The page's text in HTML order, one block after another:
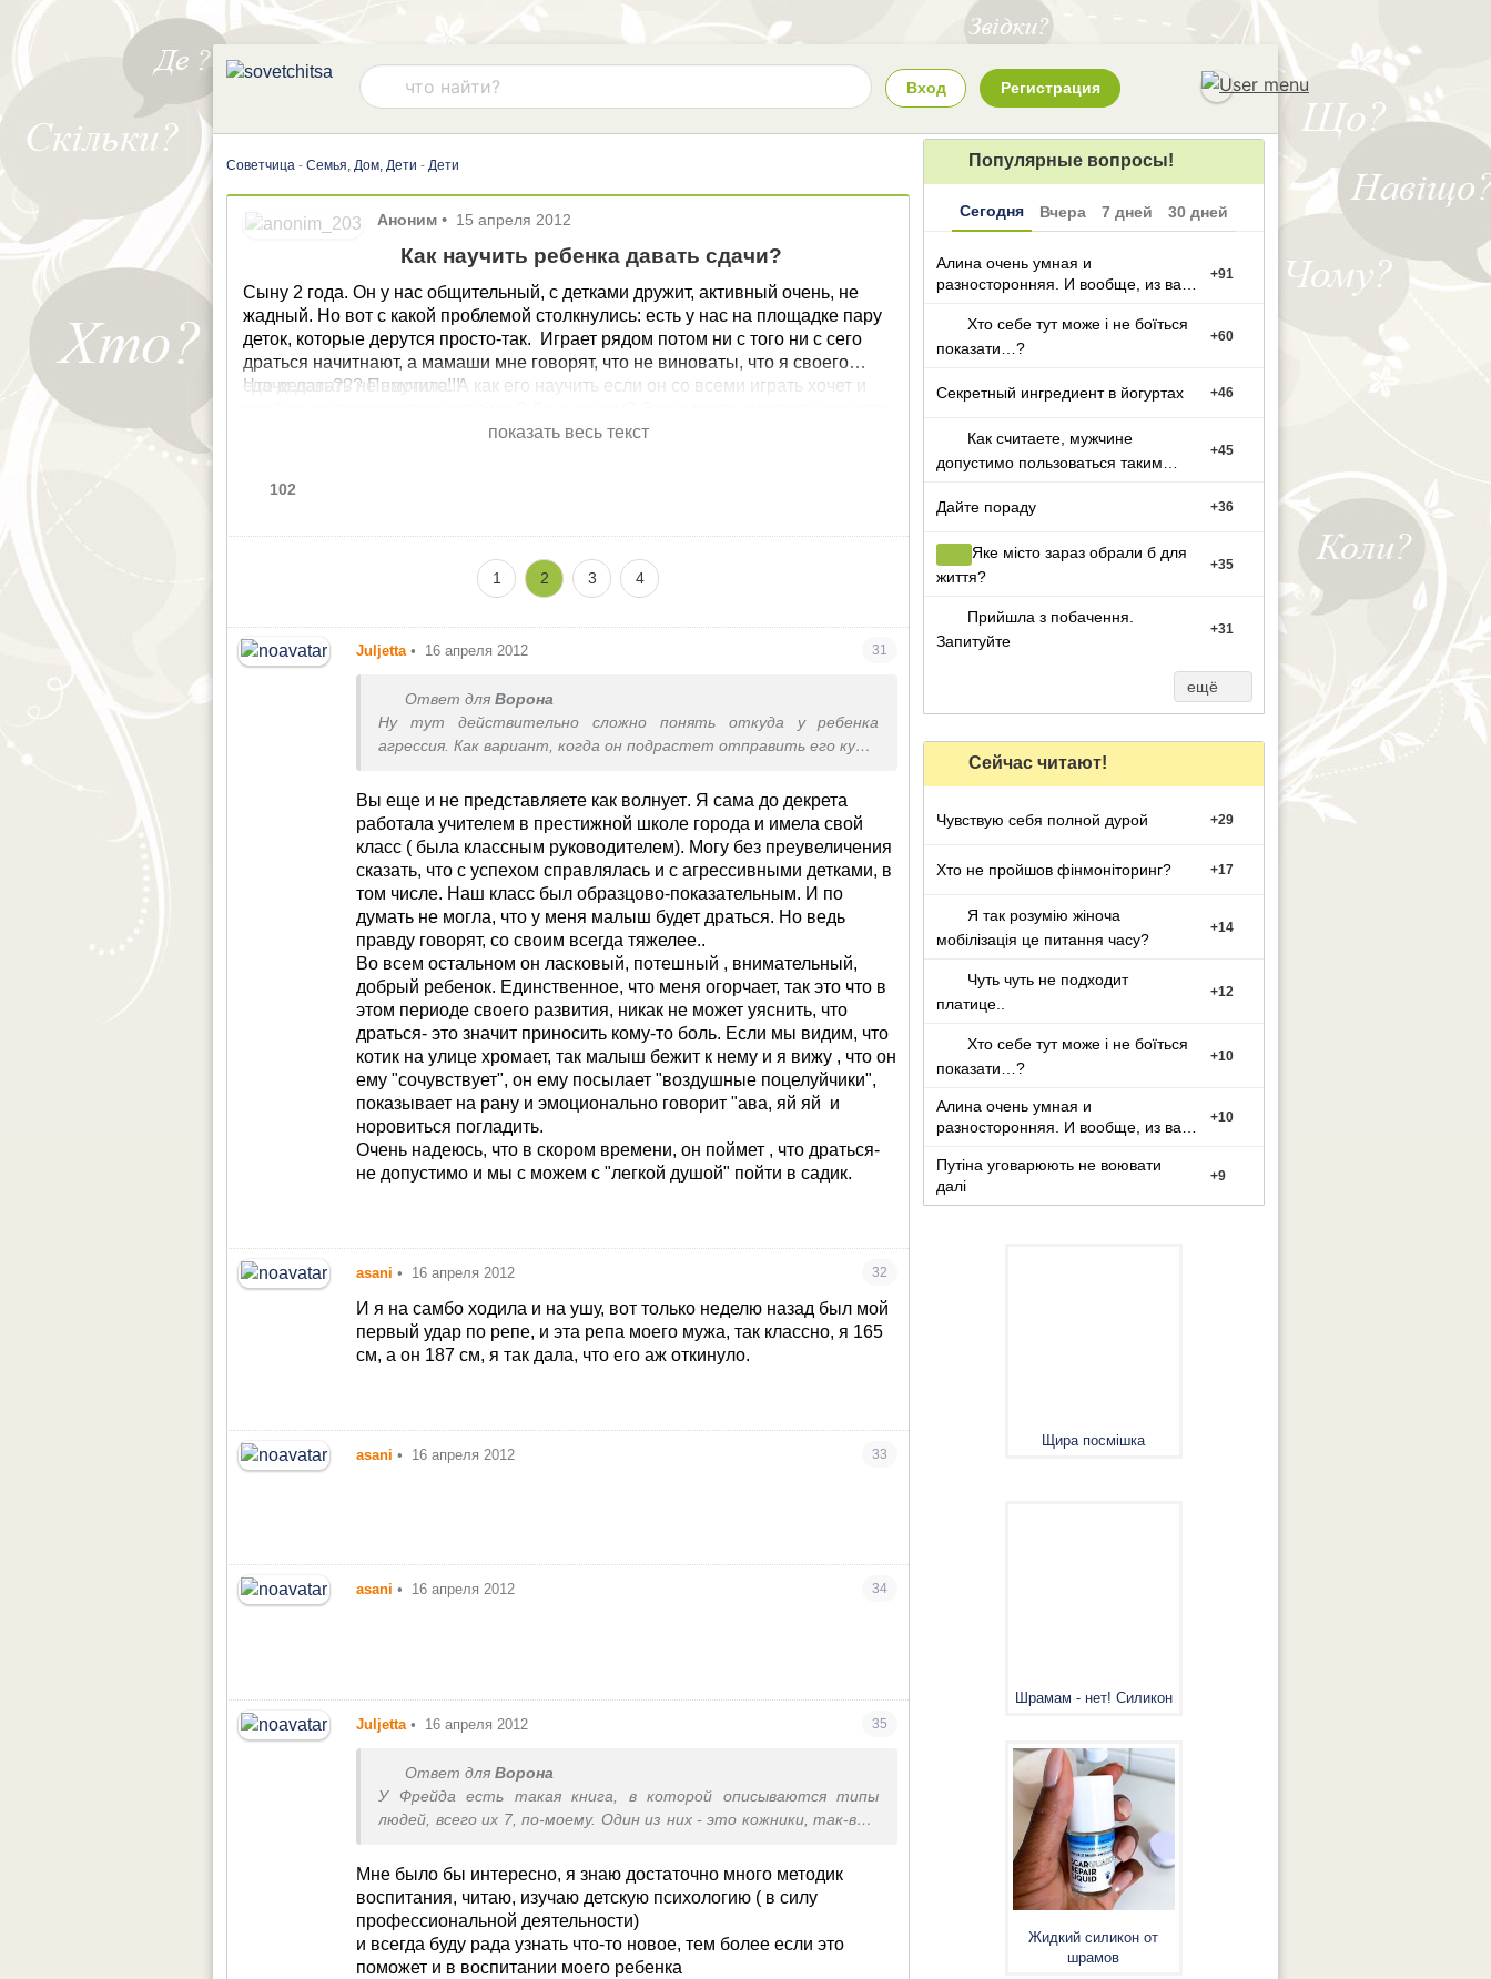
Вход Регистрация
Советчица - Семья, Дом, Дети - Дети
Аноним • 15 апреля 2012
Как научить ребенка давать сдачи?
Сыну 2 года. Он у нас общительный, с детками дружит, активный очень, не
жадный. Но вот с какой проблемой столкнулись: есть у нас на площадке пару
деток, которые дерутся просто-так. Играет рядом потом ни с того ни с сего
драться начитнают, а мамаши мне говорят, что не виноваты, что я своего
сдачи давать не научила. А как его научить если он со всеми играть хочет и
Что делать??? Помогите!!!
показать весь текст
102
1 2 3 4
Juljetta • 16 апреля 2012 31
Ответ для Ворона
Ну тут действительно сложно понять откуда у ребенка
агрессия. Как вариант, когда он подрастет отправить его куда-
объяснять и объяснять, на его примере, понравилось бы ему
если б его обидели или нет.
P.S. Я приятно удивлена, что есть нормальные родители,
которых волнует, то - что их ребенок дерется. Респект.
Вы еще и не представляете как волнует. Я сама до декрета
работала учителем в престижной школе города и имела свой
класс ( была классным руководителем). Могу без преувеличения
сказать, что с успехом справлялась и с агрессивными детками, в
том числе. Наш класс был образцово-показательным. И по
думать не могла, что у меня малыш будет драться. Но ведь
правду говорят, со своим всегда тяжелее..
Во всем остальном он ласковый, потешный , внимательный,
добрый ребенок. Единственное, что меня огорчает, так это что в
этом периоде своего развития, никак не может уяснить, что
драться- это значит приносить кому-то боль. Если мы видим, что
котик на улице хромает, так малыш бежит к нему и я вижу , что он
ему "сочувствует", он ему посылает "воздушные поцелуйчики",
показывает на рану и эмоционально говорит "ава, яй яй и
норовиться погладить.
Очень надеюсь, что в скором времени, он поймет , что драться-
не допустимо и мы с можем с "легкой душой" пойти в садик.
asani • 16 апреля 2012 32
И я на самбо ходила и на ушу, вот только неделю назад был мой
первый удар по репе, и эта репа моего мужа, так классно, я 165
см, а он 187 см, я так дала, что его аж откинуло.
asani • 16 апреля 2012 33
asani • 16 апреля 2012 34
Juljetta • 16 апреля 2012 35
Ответ для Ворона
У Фрейда есть такая книга, в которой описываются типы
людей, всего их 7, по-моему. Один из них - это кожники, так-вот
быть (мазохистами выростают и др. отклонени), так вот
таких детей бить нельзя!!! Там очень подробно описаны
психотипы людей(детей) и как на них влиять, чтоб толк был и
вреда не было. Если заинтересует могу порыться дома,
Мне было бы интересно, я знаю достаточно много методик
воспитания, читаю, изучаю детскую психологию ( в силу
профессиональной деятельности)
и всегда буду рада узнать что-то новое, тем более если это
поможет и в воспитании моего ребенка
Популярные вопросы!
Сегодня Вчера 7 дней 30 дней
Алина очень умная и
разносторонняя. И вообще, из вас
+91
Хто себе тут може і не боїться
показати…?
+60
Секретный ингредиент в йогуртах +46
Как считаете, мужчине
допустимо пользоваться таким
+45
Дайте пораду +36
Яке місто зараз обрали б для
життя?
+35
Прийшла з побачення.
Запитуйте
+31
ещё
Сейчас читают!
Чувствую себя полной дурой +29
Хто не пройшов фінмоніторинг? +17
Я так розумію жіноча
мобілізація це питання часу?
+14
Чуть чуть не подходит
платице..
+12
Хто себе тут може і не боїться
показати…?
+10
Алина очень умная и
разносторонняя. И вообще, из вас
+10
Путіна уговарюють не воювати
далі
+9
Щира посмішка
Шрамам - нет! Силикон
Жидкий силикон от
шрамов